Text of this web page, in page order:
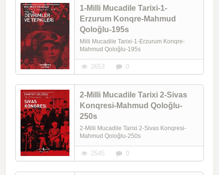
1-Milli Mucadile Tarixi-1-
Erzurum Konqre-Mahmud
Qoloğlu-195s
Milli Mucadile Tarixi-1-Erzurum Konqre-
Mahmud Qoloğlu-195s
2653 0
2-Milli Mucadile Tarixi 2-Sivas
Konqresi-Mahmud Qoloğlu-
250s
2-Milli Mucadile Tarixi 2-Sivas Konqresi-
Mahmud Qoloğlu-250s
2545 0